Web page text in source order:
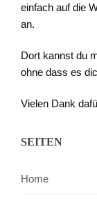
einfach auf die
an.
Dort kannst du
ohne dass es
Vielen Dank
SEITEN
Home